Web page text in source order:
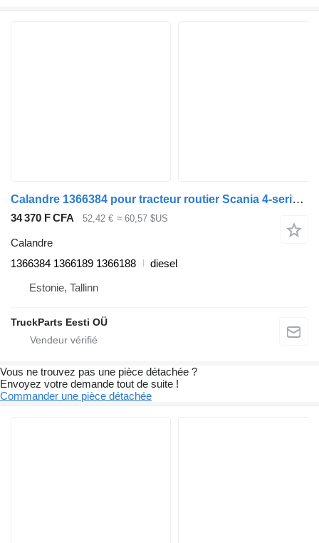
Calandre 1366384 pour tracteur routier Scania 4-series (1995-2006)
34 370 F CFA 52,42 € ≈ 60,57 $US
Calandre
1366384 1366189 1366188
diesel
Estonie, Tallinn
TruckParts Eesti OÜ
Vous ne trouvez pas une pièce détachée ?
Envoyez votre demande tout de suite !
Commander une pièce détachée